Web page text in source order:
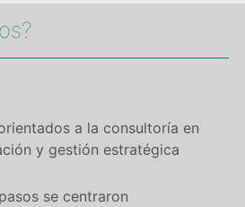
a la consultoría en
y gestión estratégica
se centraron